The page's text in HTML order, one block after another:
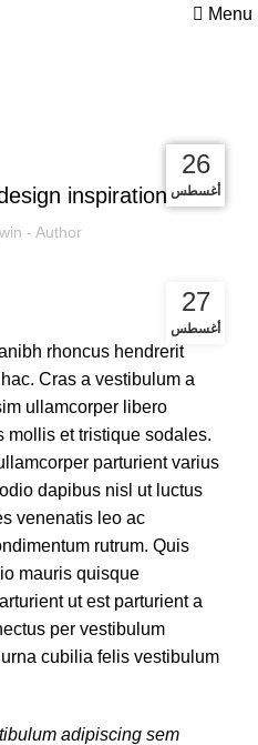
Menu
inspiration
- Author
27
أغسطس
rhoncus hendrerit
Cras a vestibulum a
ullamcorper libero
mollis et tristique sodales.
parturient varius
dapibus nisl ut luctus
venenatis leo ac
rutrum. Quis
mauris quisque
ut est parturient a
per vestibulum
cubilia felis vestibulum
adipiscing sem
27
أغسطس
27
أغسطس
26
أغسطس
26
أغسطس